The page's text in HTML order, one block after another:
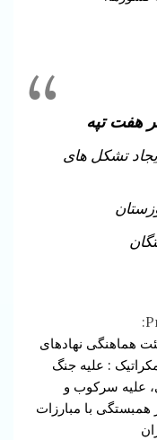
هفت تپه
تشکل های
هماهنگی نهادهای
: علیه جنگ
علیه سرکوب و
همبستگی با مبارزات